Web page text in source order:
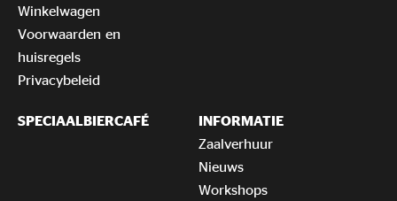
Winkelwagen
Voorwaarden en
huisregels
Privacybeleid
SPECIAALBIERCAFÉ
INFORMATIE
Zaalverhuur
Nieuws
Workshops